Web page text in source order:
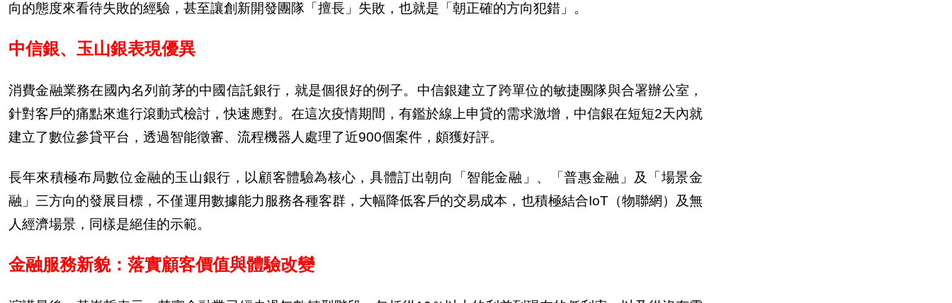
向的態度來看待失敗的經驗，甚至讓創新開發團隊「擅長」失敗，也就是「朝正確的方向犯錯」。
中信銀、玉山銀表現優異
消費金融業務在國內名列前茅的中國信託銀行，就是個很好的例子。中信銀建立了跨單位的敏捷團隊與合署辦公室，
針對客戶的痛點來進行滾動式檢討，快速應對。在這次疫情期間，有鑑於線上申貸的需求激增，中信銀在短短2天內就
建立了數位參貸平台，透過智能徵審、流程機器人處理了近900個案件，頗獲好評。
長年來積極布局數位金融的玉山銀行，以顧客體驗為核心，具體訂出朝向「智能金融」、「普惠金融」及「場景金
融」三方向的發展目標，不僅運用數據能力服務各種客群，大幅降低客戶的交易成本，也積極結合IoT（物聯網）及無
人經濟場景，同樣是絕佳的示範。
金融服務新貌：落實顧客價值與體驗改變